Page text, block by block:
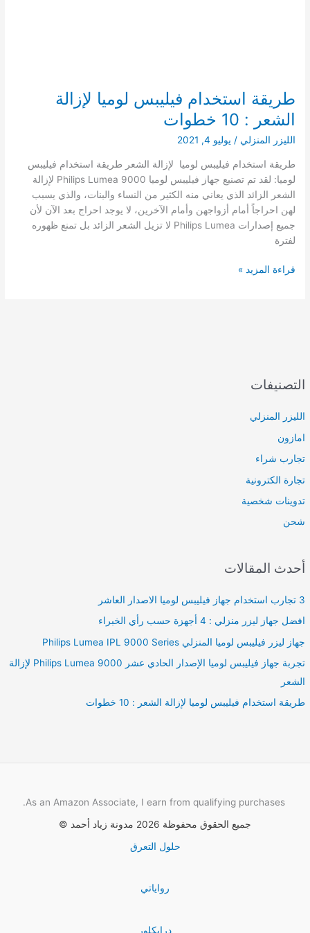
التصنيفات
الليزر المنزلي
امازون
تجارب شراء
تجارة الكترونية
تدوينات شخصية
شحن
أحدث المقالات
3 تجارب استخدام جهاز فيليبس لوميا الاصدار العاشر
افضل جهاز ليزر منزلي : 4 أجهزة حسب رأي الخبراء
جهاز ليزر فيليبس لوميا المنزلي Philips Lumea IPL 9000 Series
تجربة جهاز فيليبس لوميا الإصدار الحادي عشر Philips Lumea 9000 لإزالة
الشعر
طريقة استخدام فيليبس لوميا لإزالة الشعر : 10 خطوات
طريقة استخدام فيليبس لوميا لإزالة
الشعر : 10 خطوات
الليزر المنزلي / يوليو 4, 2021
طريقة استخدام فيليبس لوميا لإزالة الشعر طريقة استخدام فيليبس
لوميا: لقد تم تصنيع جهاز فيليبس لوميا Philips Lumea 9000 لإزالة
الشعر الزائد الذي يعاني منه الكثير من النساء والبنات، والذي يسبب
لهن احراجاً أمام أزواجهن وأمام الآخرين، لا يوجد احراج بعد الآن لأن
جميع إصدارات Philips Lumea لا تزيل الشعر الزائد بل تمنع ظهوره
لفترة
طريقة
خطوات
قراءة المزيد »
As an Amazon Associate, I earn from qualifying purchases.
جميع الحقوق محفوظة 2026 مدونة زياد أحمد ©
حلول التعرق
رواياتي
درايكلور